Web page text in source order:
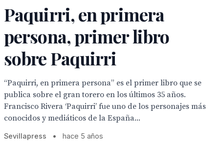
Paquirri, en primera
persona, primer libro
sobre Paquirri
“Paquirri, en primera persona” es el primer libro que se
publica sobre el gran torero en los últimos 35 años.
Francisco Rivera ‘Paquirri’ fue uno de los personajes más
conocidos y mediáticos de la España...
Sevillapress • hace 5 años